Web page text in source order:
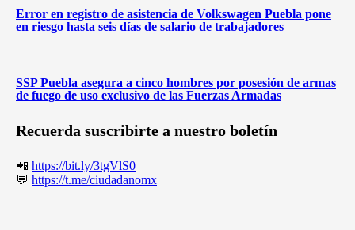
Error en registro de asistencia de Volkswagen Puebla pone
en riesgo hasta seis días de salario de trabajadores
SSP Puebla asegura a cinco hombres por posesión de armas
de fuego de uso exclusivo de las Fuerzas Armadas
Recuerda suscribirte a nuestro boletín
📲 https://bit.ly/3tgVlS0
💬 https://t.me/ciudadanomx